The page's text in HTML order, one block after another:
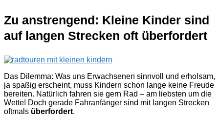
Zu anstrengend: Kleine Kinder sind
auf langen Strecken oft überfordert
Das Dilemma: Was uns Erwachsenen sinnvoll und erholsam,
ja spaßig erscheint, muss Kindern schon lange keine Freude
bereiten. Natürlich fahren sie gern Rad – am liebsten um die
Wette! Doch gerade Fahranfänger sind mit langen Strecken
oftmals überfordert.